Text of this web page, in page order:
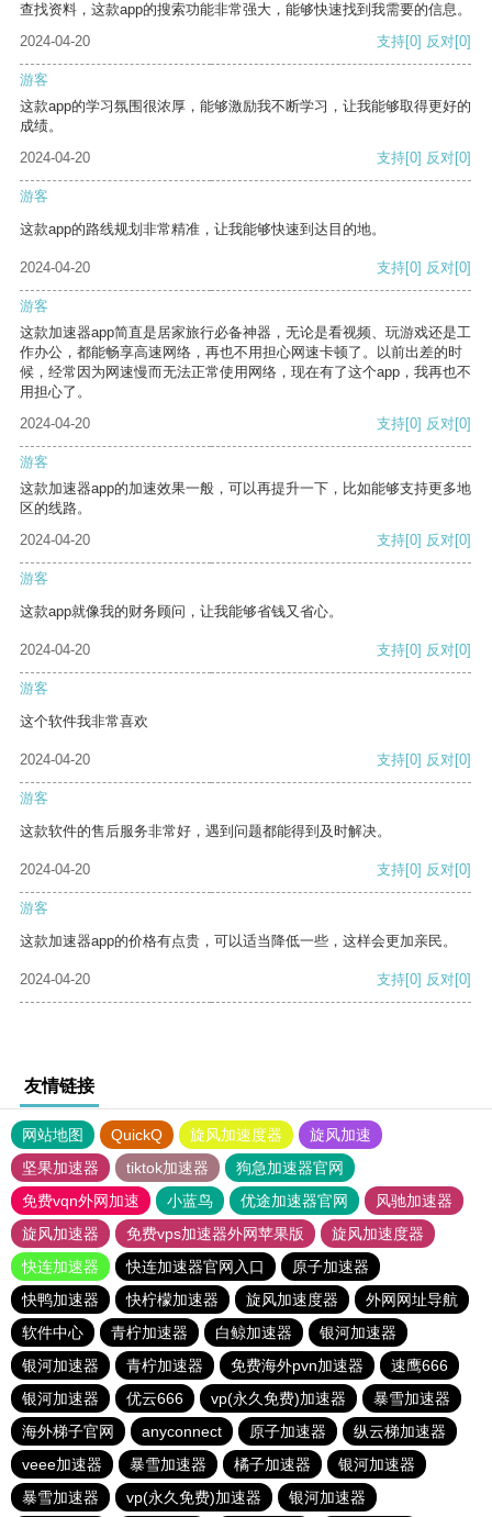
查找资料，这款app的搜索功能非常强大，能够快速找到我需要的信息。
2024-04-20
支持[0] 反对[0]
游客
这款app的学习氛围很浓厚，能够激励我不断学习，让我能够取得更好的
成绩。
2024-04-20
支持[0] 反对[0]
游客
这款app的路线规划非常精准，让我能够快速到达目的地。
2024-04-20 支持[0] 反对[0]
游客
这款加速器app简直是居家旅行必备神器，无论是看视频、玩游戏还是工
作办公，都能畅享高速网络，再也不用担心网速卡顿了。以前出差的时
候，经常因为网速慢而无法正常使用网络，现在有了这个app，我再也不
用担心了。
2024-04-20
支持[0] 反对[0]
游客
这款加速器app的加速效果一般，可以再提升一下，比如能够支持更多地
区的线路。
2024-04-20
支持[0] 反对[0]
游客
这款app就像我的财务顾问，让我能够省钱又省心。
2024-04-20 支持[0] 反对[0]
游客
这个软件我非常喜欢
2024-04-20 支持[0] 反对[0]
游客
这款软件的售后服务非常好，遇到问题都能得到及时解决。
2024-04-20 支持[0] 反对[0]
游客
这款加速器app的价格有点贵，可以适当降低一些，这样会更加亲民。
2024-04-20 支持[0] 反对[0]
友情链接
网站地图 QuickQ 旋风加速度器
旋风加速
坚果加速器
tiktok加速器
狗急加速器官网
免费vqn外网加速
小蓝鸟 优途加速器官网
风驰加速器
旋风加速器
免费vps加速器外网苹果版
旋风加速度器
快连加速器
快连加速器官网入口
原子加速器
快鸭加速器
快柠檬加速器 旋风加速度器
外网网址导航
软件中心
青柠加速器 白鲸加速器
银河加速器
银河加速器
青柠加速器 免费海外pvn加速器
速鹰666
银河加速器
优云666 vp(永久免费)加速器
暴雪加速器
海外梯子官网
anyconnect 原子加速器
纵云梯加速器
veee加速器
暴雪加速器 橘子加速器
银河加速器
暴雪加速器
vp(永久免费)加速器 银河加速器